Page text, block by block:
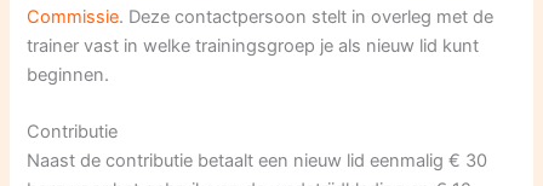
Commissie. Deze contactpersoon stelt in overleg met de
trainer vast in welke trainingsgroep je als nieuw lid kunt
beginnen.
Contributie
Naast de contributie betaalt een nieuw lid eenmalig € 30